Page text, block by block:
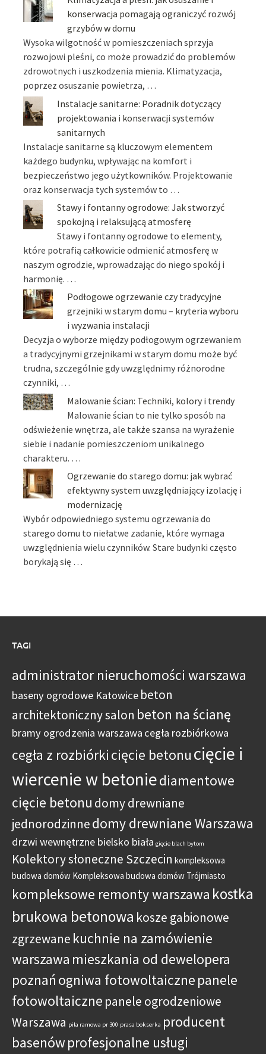
konserwacja pomagają ograniczyć rozwój
grzybów w domu
Wysoka wilgotność w pomieszczeniach sprzyja
rozwojowi pleśni, co może prowadzić do problemów
zdrowotnych i uszkodzenia mienia. Klimatyzacja,
poprzez osuszanie powietrza, …
Instalacje sanitarne: Poradnik dotyczący
projektowania i konserwacji systemów
sanitarnych
Instalacje sanitarne są kluczowym elementem
każdego budynku, wpływając na komfort i
bezpieczeństwo jego użytkowników. Projektowanie
oraz konserwacja tych systemów to …
Stawy i fontanny ogrodowe: Jak stworzyć
spokojną i relaksującą atmosferę
Stawy i fontanny ogrodowe to elementy,
które potrafią całkowicie odmienić atmosferę w
naszym ogrodzie, wprowadzając do niego spokój i
harmonię. …
Podłogowe ogrzewanie czy tradycyjne
grzejniki w starym domu – kryteria wyboru
i wyzwania instalacji
Decyzja o wyborze między podłogowym ogrzewaniem
a tradycyjnymi grzejnikami w starym domu może być
trudna, szczególnie gdy uwzględnimy różnorodne
czynniki, …
Malowanie ścian: Techniki, kolory i trendy
Malowanie ścian to nie tylko sposób na
odświeżenie wnętrza, ale także szansa na wyrażenie
siebie i nadanie pomieszczeniom unikalnego
charakteru. …
Ogrzewanie do starego domu: jak wybrać
efektywny system uwzględniający izolację i
modernizację
Wybór odpowiedniego systemu ogrzewania do
starego domu to niełatwe zadanie, które wymaga
uwzględnienia wielu czynników. Stare budynki często
borykają się …
TAGI
administrator nieruchomości warszawa
baseny ogrodowe Katowice beton
architektoniczny salon beton na ścianę
bramy ogrodzenia warszawa cegła rozbiórkowa
cegła z rozbiórki cięcie betonu cięcie i
wiercenie w betoniediamentowe
cięcie betonu domy drewniane
jednorodzinnedomy drewniane Warszawa
drzwi wewnętrzne bielsko biała gięcie blach bytom
Kolektory słoneczne Szczecin kompleksowa
budowa domów Kompleksowa budowa domów Trójmiasto
kompleksowe remonty warszawa kostka
brukowa betonowa kosze gabionowe
zgrzewane kuchnie na zamówienie
warszawa mieszkania od dewelopera
poznań ogniwa fotowoltaiczne panele
fotowoltaiczne panele ogrodzeniowe
Warszawa piła ramowa pr 300 prasa bokserka producent
basenów profesjonalne usługi